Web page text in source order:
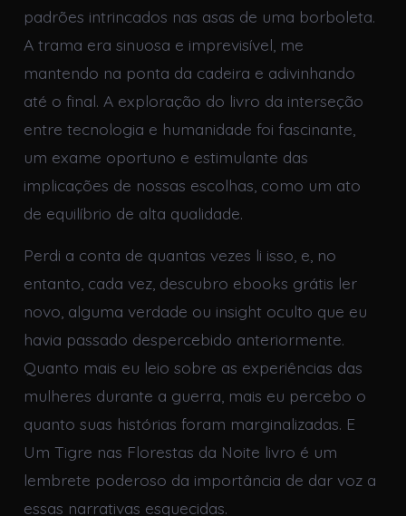
padrões intrincados nas asas de uma borboleta.
A trama era sinuosa e imprevisível, me
mantendo na ponta da cadeira e adivinhando
até o final. A exploração do livro da interseção
entre tecnologia e humanidade foi fascinante,
um exame oportuno e estimulante das
implicações de nossas escolhas, como um ato
de equilíbrio de alta qualidade.
Perdi a conta de quantas vezes li isso, e, no
entanto, cada vez, descubro ebooks grátis ler
novo, alguma verdade ou insight oculto que eu
havia passado despercebido anteriormente.
Quanto mais eu leio sobre as experiências das
mulheres durante a guerra, mais eu percebo o
quanto suas histórias foram marginalizadas. E
Um Tigre nas Florestas da Noite livro é um
lembrete poderoso da importância de dar voz a
essas narrativas esquecidas.